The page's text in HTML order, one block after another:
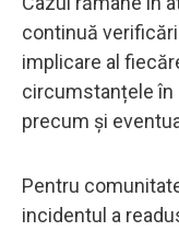
continuă
implicare al
circumstanțele în
precum și
Pentru
incidentul a